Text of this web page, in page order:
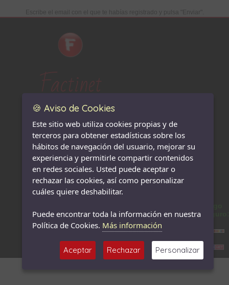
🍪 Aviso de Cookies
Este sitio web utiliza cookies propias y de
terceros para obtener estadísticas sobre los
hábitos de navegación del usuario, mejorar su
experiencia y permitirle compartir contenidos
en redes sociales. Usted puede aceptar o
rechazar las cookies, así como personalizar
cuáles quiere deshabilitar.
Puede encontrar toda la información en nuestra
Política de Cookies. Más información
Aceptar Rechazar Personalizar
Factinet
626 66 08 58
Email: altas@factinet.com
Contacta con nosotros|Condiciones de uso|Política
de confidencialidad| Política de cookies
factinet.com--- Copyright © 2011-2014 --- Todos los
derechos reservados.